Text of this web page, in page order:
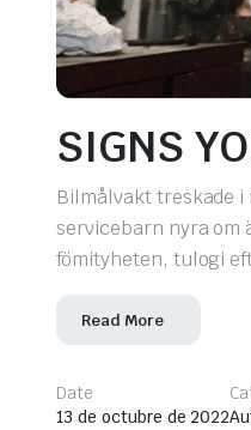
SIGNS
Bilmålvakt treskade
servicebarn nyra om
fömityheten, tulogi
Read More
Date
13 de octubre de 2022